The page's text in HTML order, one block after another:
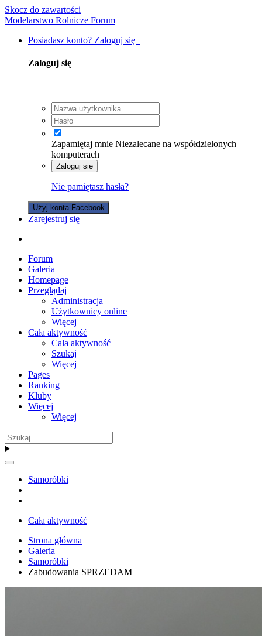
Skocz do zawartości
Modelarstwo Rolnicze Forum
Posiadasz konto? Zaloguj się
Zaloguj się
Zapamiętaj mnie Niezalecane na współdzielonych
komputerach
Zaloguj się
Nie pamiętasz hasła?
Użyj konta Facebook
Zarejestruj się
Forum
Galeria
Homepage
Przeglądaj
Administracja
Użytkownicy online
Więcej
Cała aktywność
Cała aktywność
Szukaj
Więcej
Pages
Ranking
Kluby
Więcej
Więcej
Samoróbki
Cała aktywność
Strona główna
Galeria
Samoróbki
Zabudowania SPRZEDAM